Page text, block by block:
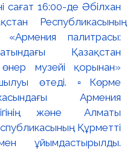
сағат 16:00-де Әбілхан
Республикасының
палитрасы:
Қазақстан
музейі қорынан»
өтеді. ▫️Көрме
Армения
және Алматы
Құрметті
ұйымдастырылды.